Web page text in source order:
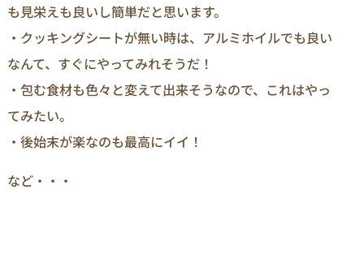
も見栄えも良いし簡単だと思います。
・クッキングシートが無い時は、アルミホイルでも良い
なんて、すぐにやってみれそうだ！
・包む食材も色々と変えて出来そうなので、これはやっ
てみたい。
・後始末が楽なのも最高にイイ！
など・・・